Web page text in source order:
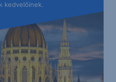
kedvelőinek.